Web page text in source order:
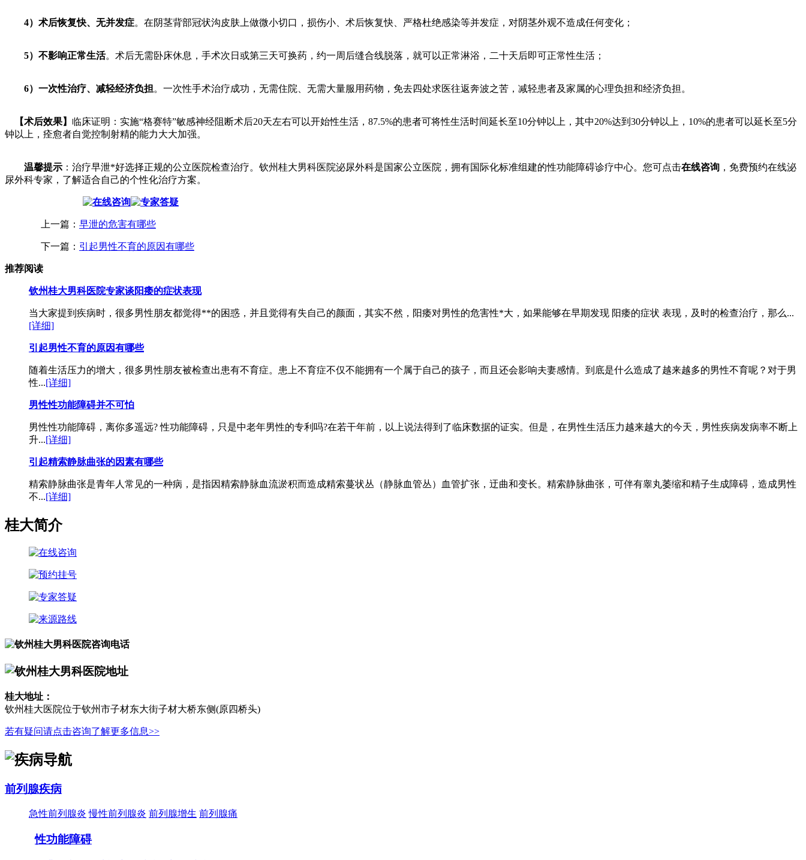
4）术后恢复快、无并发症。在阴茎背部冠状沟皮肤上做微小切口，损伤小、术后恢复快、严格杜绝感染等并发症，对阴茎外观不造成任何变化；
5）不影响正常生活。术后无需卧床休息，手术次日或第三天可换药，约一周后缝合线脱落，就可以正常淋浴，二十天后即可正常性生活；
6）一次性治疗、减轻经济负担。一次性手术治疗成功，无需住院、无需大量服用药物，免去四处求医往返奔波之苦，减轻患者及家属的心理负担和经济负担。
【术后效果】 临床证明：实施“格赛特”敏感神经阻断术后20天左右可以开始性生活，87.5%的患者可将性生活时间延长至10分钟以上，其中20%达到30分钟以上，10%的患者可以延长至5分
钟以上，痊愈者自觉控制射精的能力大大加强。
温馨提示 ：治疗早泄*好选择正规的公立医院检查治疗。钦州桂大男科医院泌尿外科是国家公立医院，拥有国际化标准组建的性功能障碍诊疗中心。您可点击在线咨询 ，免费预约在线泌
尿外科专家，了解适合自己的个性化治疗方案。
上一篇： 早泄的危害有哪些
下一篇： 引起男性不育的原因有哪些
推荐阅读
钦州桂大男科医院专家谈阳痿的症状表现
当大家提到疾病时，很多男性朋友都觉得**的困惑，并且觉得有失自己的颜面，其实不然，阳痿对男性的危害性*大，如果能够在早期发现 阳痿的症状 表现，及时的检查治疗，那么...
[详细]
引起男性不育的原因有哪些
随着生活压力的增大，很多男性朋友被检查出患有不育症。患上不育症不仅不能拥有一个属于自己的孩子，而且还会影响夫妻感情。到底是什么造成了越来越多的男性不育呢？对于男
性...[详细]
男性性功能障碍并不可怕
男性性功能障碍，离你多遥远? 性功能障碍，只是中老年男性的专利吗?在若干年前，以上说法得到了临床数据的证实。但是，在男性生活压力越来越大的今天，男性疾病发病率不断上
升...[详细]
引起精索静脉曲张的因素有哪些
精索静脉曲张是青年人常见的一种病，是指因精索静脉血流淤积而造成精索蔓状丛（静脉血管丛）血管扩张，迂曲和变长。精索静脉曲张，可伴有睾丸萎缩和精子生成障碍，造成男性
不...[详细]
桂大简介
桂大地址：
钦州桂大医院位于钦州市子材东大街子材大桥东侧(原四桥头)
若有疑问请点击咨询了解更多信息>>
前列腺疾病
急性前列腺炎 慢性前列腺炎 前列腺增生 前列腺痛
性功能障碍